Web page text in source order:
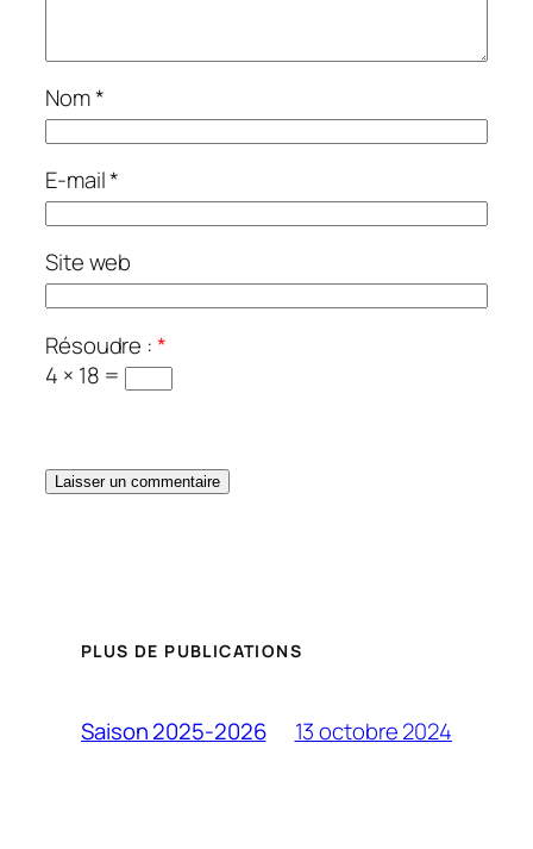
Nom*
E-mail*
Site web
Résoudre :*
4 × 18 =
PLUS DE PUBLICATIONS
Saison 2025-2026 13 octobre 2024